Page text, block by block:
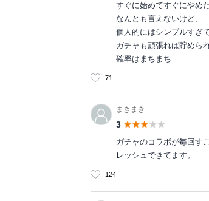
すぐに始めてすぐにやめ
なんとも言えないけど、
個人的にはシンプルすぎ
ガチャも頑張れば貯めら
確率はまちまち
71
まきまき
3
ガチャのコラボが毎回す
レッシュできてます。
124